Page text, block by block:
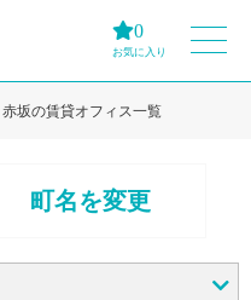
0
お気に入り
赤坂の賃貸オフィス一覧
町名を変更